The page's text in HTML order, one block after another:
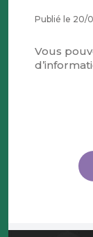
Publié le 20/
Vous